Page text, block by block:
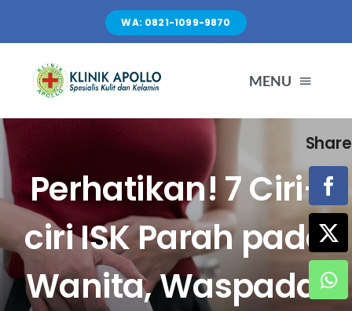
content
WA: 0821-1099-9870
MENU
TENTANG KAMI
LAYANAN
FASILITAS
ARTIKEL
Perhatikan! 7 Ciri-
ciri ISK Parah pada
Wanita, Waspadai
Share